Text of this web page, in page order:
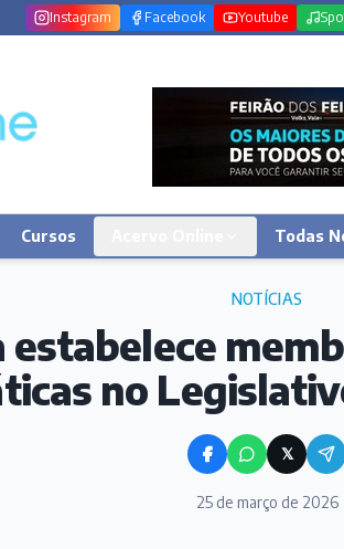
Instagram Facebook Youtube
Cursos Todas
NOTÍCIAS
no
𝕏
25 de março de 2026